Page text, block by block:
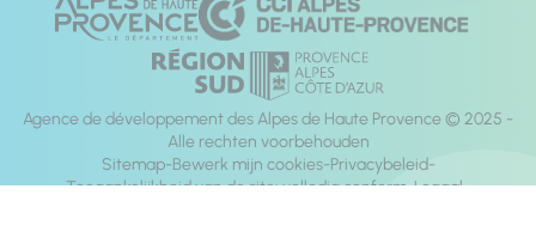
Agence de développement des Alpes de Haute Provence © 2025 -
Alle rechten voorbehouden
Sitemap Bewerk mijn cookies Privacybeleid
Toegankelijkheid van de site: volledig conform Legaal